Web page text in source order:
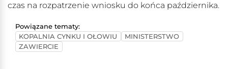
czas na rozpatrzenie wniosku do końca października.
Powiązane tematy:
KOPALNIA CYNKU I OŁOWIU
MINISTERSTWO
ZAWIERCIE